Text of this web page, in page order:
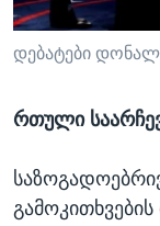
დებატები
რთული